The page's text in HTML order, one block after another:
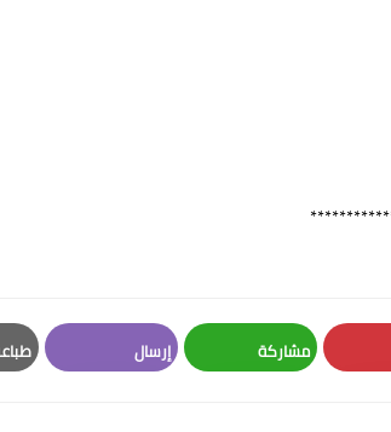
مشاركة إرسال